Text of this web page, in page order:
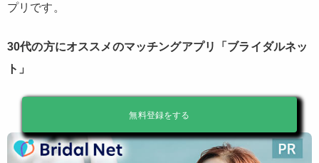
プリです。
30代の方にオススメのマッチングアプリ「ブライダルネッ
ト」
無料登録をする